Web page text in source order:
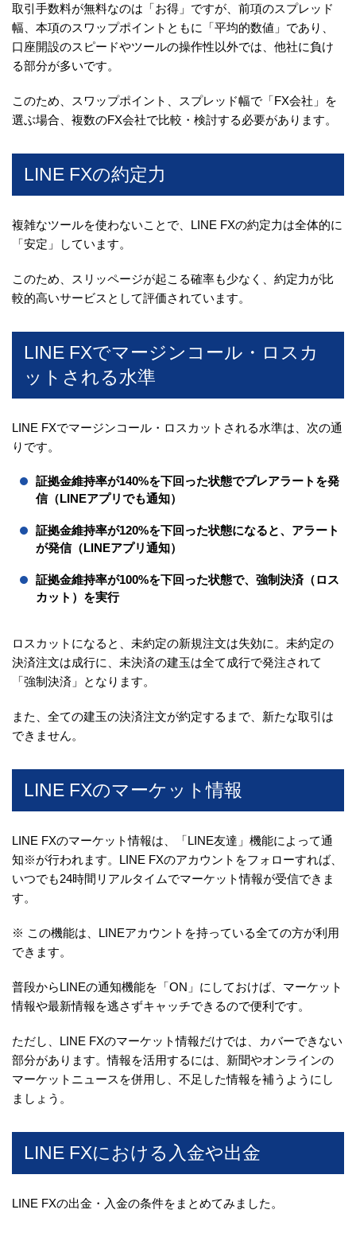
取引手数料が無料なのは「お得」ですが、前項のスプレッド
幅、本項のスワップポイントともに「平均的数値」であり、
口座開設のスピードやツールの操作性以外では、他社に負け
る部分が多いです。
このため、スワップポイント、スプレッド幅で「FX会社」を
選ぶ場合、複数のFX会社で比較・検討する必要があります。
LINE FXの約定力
複雑なツールを使わないことで、LINE FXの約定力は全体的に
「安定」しています。
このため、スリッページが起こる確率も少なく、約定力が比
較的高いサービスとして評価されています。
LINE FXでマージンコール・ロスカ
ットされる水準
LINE FXでマージンコール・ロスカットされる水準は、次の通
りです。
証拠金維持率が140%を下回った状態でプレアラートを発
信（LINEアプリでも通知）
証拠金維持率が120%を下回った状態になると、アラート
が発信（LINEアプリ通知）
証拠金維持率が100%を下回った状態で、強制決済（ロス
カット）を実行
ロスカットになると、未約定の新規注文は失効に。未約定の
決済注文は成行に、未決済の建玉は全て成行で発注されて
「強制決済」となります。
また、全ての建玉の決済注文が約定するまで、新たな取引は
できません。
LINE FXのマーケット情報
LINE FXのマーケット情報は、「LINE友達」機能によって通
知※が行われます。LINE FXのアカウントをフォローすれば、
いつでも24時間リアルタイムでマーケット情報が受信できま
す。
※ この機能は、LINEアカウントを持っている全ての方が利用
できます。
普段からLINEの通知機能を「ON」にしておけば、マーケット
情報や最新情報を逃さずキャッチできるので便利です。
ただし、LINE FXのマーケット情報だけでは、カバーできない
部分があります。情報を活用するには、新聞やオンラインの
マーケットニュースを併用し、不足した情報を補うようにし
ましょう。
LINE FXにおける入金や出金
LINE FXの出金・入金の条件をまとめてみました。